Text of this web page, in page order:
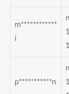
m************
i
p***********n